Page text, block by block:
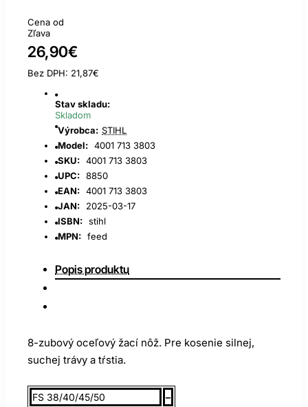
Cena od
Zľava
26,90€
Bez DPH: 21,87€
Stav skladu:
Skladom
Výrobca: STIHL
Model: 4001 713 3803
SKU: 4001 713 3803
UPC: 8850
EAN: 4001 713 3803
JAN:
2025-03-17
ISBN: stihl
MPN: feed
Popis produktu
8-zubový oceľový žací nôž. Pre kosenie silnej,
suchej trávy a tŕstia.
FS 38/40/45/50
–